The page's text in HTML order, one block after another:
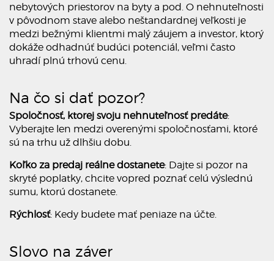
nebytových priestorov na byty a pod. O nehnuteľnosti
v pôvodnom stave alebo neštandardnej veľkosti je
medzi bežnými klientmi malý záujem a investor, ktorý
dokáže odhadnúť budúci potenciál, veľmi často
uhradí plnú trhovú cenu.
Na čo si dať pozor?
Spoločnosť, ktorej svoju nehnuteľnosť predáte:
Vyberajte len medzi overenými spoločnosťami, ktoré
sú na trhu už dlhšiu dobu.
Koľko za predaj reálne dostanete: Dajte si pozor na
skryté poplatky, chcite vopred poznať celú výslednú
sumu, ktorú dostanete.
Rýchlosť: Kedy budete mať peniaze na účte.
Slovo na záver